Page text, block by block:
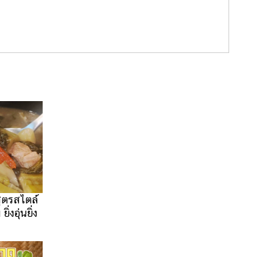
รสไตล์
งอุ่นยิ่ง